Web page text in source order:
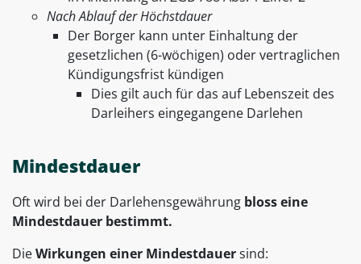
Nach Ablauf der Höchstdauer
Der Borger kann unter Einhaltung der
gesetzlichen (6-wöchigen) oder vertraglichen
Kündigungsfrist kündigen
Dies gilt auch für das auf Lebenszeit des
Darleihers eingegangene Darlehen
Mindestdauer
Oft wird bei der Darlehensgewährung bloss eine
Mindestdauer bestimmt.
DieWirkungen einer Mindestdauersind: